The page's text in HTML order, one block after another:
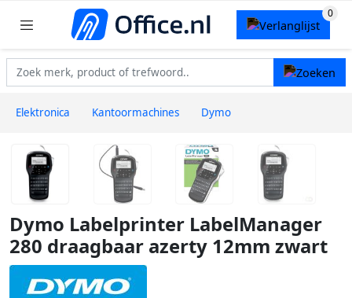
Elektronica Kantoormachines Dymo
Dymo Labelprinter LabelManager
280 draagbaar azerty 12mm zwart